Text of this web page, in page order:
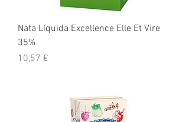
Nata Líquida Excellence Elle Et Vire
35%
Precio
10,57 €